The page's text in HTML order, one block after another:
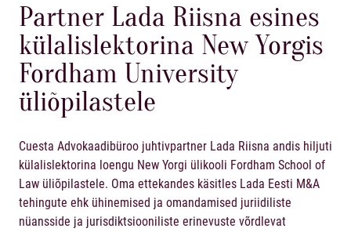
Partner Lada Riisna esines
külalislektorina New Yorgis
Fordham University
üliõpilastele
Cuesta Advokaadibüroo juhtivpartner Lada Riisna andis hiljuti
külalislektorina loengu New Yorgi ülikooli Fordham School of
Law üliõpilastele. Oma ettekandes käsitles Lada Eesti M&A
tehingute ehk ühinemised ja omandamised juriidiliste
nüansside ja jurisdiktsiooniliste erinevuste võrdlevat